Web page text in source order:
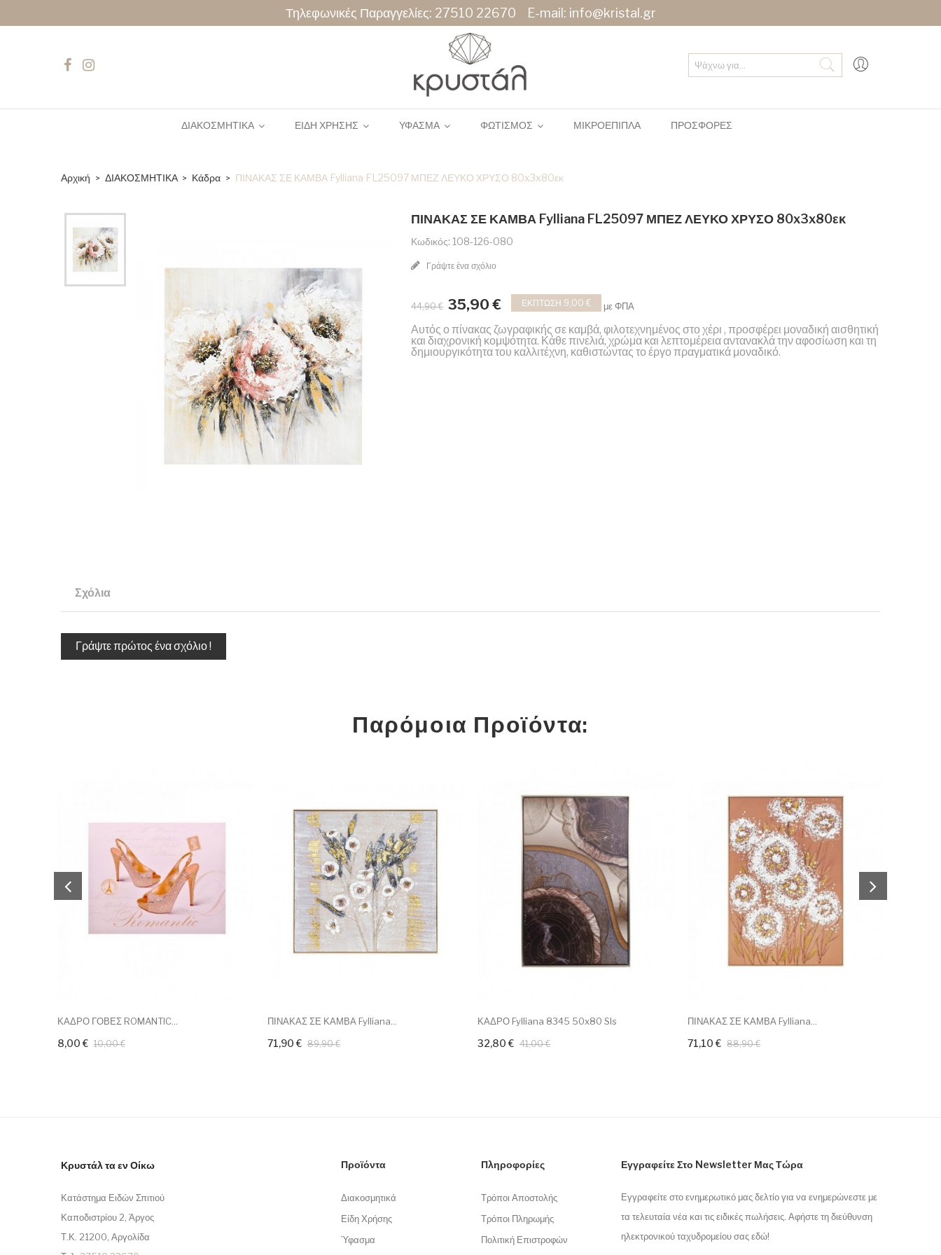
Τηλεφωνικές Παραγγελίες: 27510 22670 E-mail: info@kristal.gr
ΔΙΑΚΟΣΜΗΤΙΚΑ ΕΙΔΗ ΧΡΗΣΗΣ ΥΦΑΣΜΑ ΦΩΤΙΣΜΟΣ ΜΙΚΡΟΕΠΙΠΛΑ ΠΡΟΣΦΟΡΕΣ
Αρχική ΔΙΑΚΟΣΜΗΤΙΚΑ Κάδρα ΠΙΝΑΚΑΣ ΣΕ ΚΑΜΒΑ Fylliana FL25097 ΜΠΕΖ ΛΕΥΚΟ ΧΡΥΣΟ 80x3x80εκ
ΠΙΝΑΚΑΣ ΣΕ ΚΑΜΒΑ Fylliana FL25097 ΜΠΕΖ ΛΕΥΚΟ ΧΡΥΣΟ 80x3x80εκ
Κωδικός: 108-126-080
Γράψτε ένα σχόλιο
44,90 € 35,90 € ΈΚΠΤΩΣΗ 9,00 € με ΦΠΑ
Αυτός ο πίνακας ζωγραφικής σε καμβά, φιλοτεχνημένος στο χέρι , προσφέρει μοναδική αισθητική
και διαχρονική κομψότητα. Κάθε πινελιά, χρώμα και λεπτομέρεια αντανακλά την αφοσίωση και τη
δημιουργικότητα του καλλιτέχνη, καθιστώντας το έργο πραγματικά μοναδικό.
Σχόλια
Γράψτε πρώτος ένα σχόλιο !
Παρόμοια Προϊόντα:
ΚΑΔΡΟ ΓΟΒΕΣ ROMANTIC...
8,00 € 10,00 €
ΠΙΝΑΚΑΣ ΣΕ ΚΑΜΒΑ Fylliana...
71,90 € 89,90 €
ΚΑΔΡΟ Fylliana 8345 50x80 Sls
32,80 € 41,00 €
ΠΙΝΑΚΑΣ ΣΕ ΚΑΜΒΑ Fylliana...
71,10 € 88,90 €
Κρυστάλ τα εν Οίκω
Κατάστημα Ειδών Σπιτιού
Καποδιστρίου 2, Άργος
Τ.Κ. 21200, Αργολίδα
Προϊόντα
Διακοσμητικά
Είδη Χρήσης
Ύφασμα
Πληροφορίες
Τρόποι Αποστολής
Τρόποι Πληρωμής
Πολιτική Επιστροφών
Εγγραφείτε Στο Newsletter Μας Τώρα
Εγγραφείτε στο ενημερωτικό μας δελτίο για να ενημερώνεστε με
τα τελευταία νέα και τις ειδικές πωλήσεις. Αφήστε τη διεύθυνση
ηλεκτρονικού ταχυδρομείου σας εδώ!